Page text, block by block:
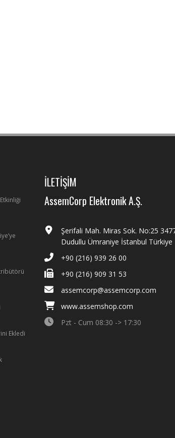
Ekledi
İLETİŞİM
AssemCorp Elektronik A.Ş.
Şerifali Mah. Miras Sok. No:25
Dudullu Ümraniye İstanbul Türkiye
+90 (216) 939 26 00
+90 (216) 909 31 53
assemcorp@assemcorp.com
www.assemshop.com
Pzt - Cum 08:30 -> 17:30